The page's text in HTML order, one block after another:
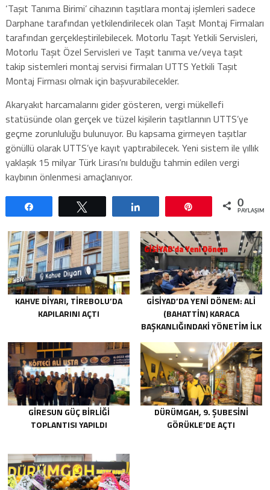
‘Taşıt Tanıma Birimi’ cihazının taşıtlara montaj işlemleri sadece
Darphane tarafından yetkilendirilecek olan Taşıt Montaj Firmaları
tarafından gerçekleştirilebilecek. Motorlu Taşıt Yetkili Servisleri,
Motorlu Taşıt Özel Servisleri ve Taşıt tanıma ve/veya taşıt
takip sistemleri montaj servisi firmaları UTTS Yetkili Taşıt
Montaj Firması olmak için başvurabilecekler.
Akaryakıt harcamalarını gider gösteren, vergi mükellefi
statüsünde olan gerçek ve tüzel kişilerin taşıtlarının UTTS’ye
geçme zorunluluğu bulunuyor. Bu kapsama girmeyen taşıtlar
gönüllü olarak UTTS’ye kayıt yaptırabilecek. Yeni sistem ile yıllık
yaklaşık 15 milyar Türk Lirası’nı bulduğu tahmin edilen vergi
kaybının önlenmesi amaçlanıyor.
0
KAHVE DIYARI, TIREBOLU’DA
KAPILARINI AÇTI
GİSİYAD’DA YENI DÖNEM: ALI
(BAHATTIN) KARACA
BAŞKANLIĞINDAKI YÖNETIM İLK
GIRESUN GÜÇ BIRLIĞI
TOPLANTISI YAPILDI
DÜRÜMGAH, 9. ŞUBESINI
GÖRÜKLE’DE AÇTI